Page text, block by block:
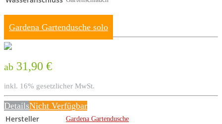
Gardena Gartendusche solo
ab 31,90 €
inkl. 16% gesetzlicher MwSt.
DetailsNicht Verfügbar
Hersteller Gardena Gartendusche